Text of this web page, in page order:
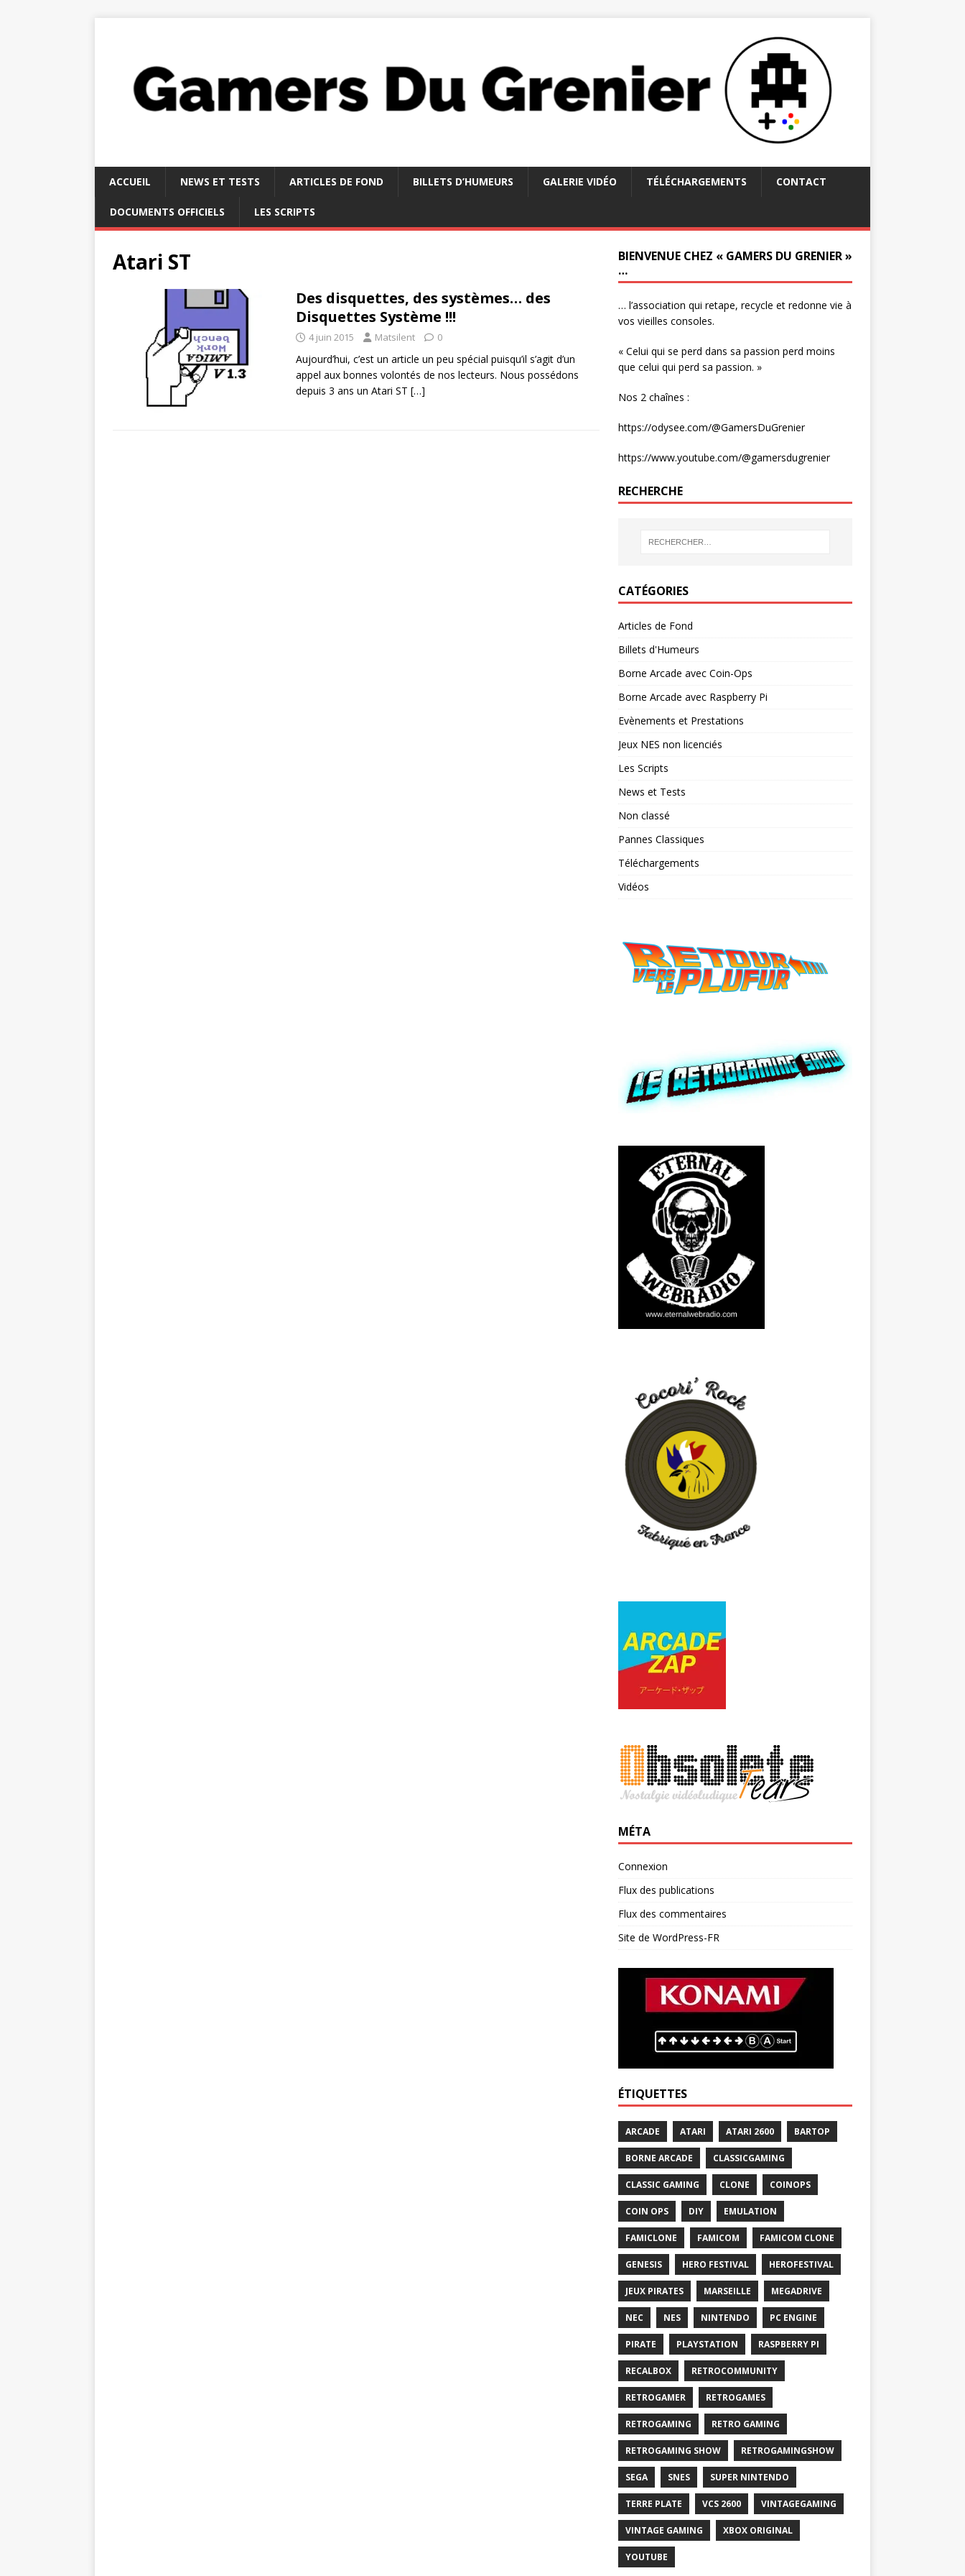
ACCUEIL NEWS ET TESTS ARTICLES DE FOND BILLETS D’HUMEURS GALERIE VIDÉO TÉLÉCHARGEMENTS CONTACT
DOCUMENTS OFFICIELS LES SCRIPTS
Atari ST
Des disquettes, des systèmes… des
Disquettes Système !!!
4 juin 2015 Matsilent 0
Aujourd’hui, c’est un article un peu spécial puisqu’il s’agit d’un
appel aux bonnes volontés de nos lecteurs. Nous possédons
depuis 3 ans un Atari ST […]
BIENVENUE CHEZ « GAMERS DU GRENIER »
…
… l’association qui retape, recycle et redonne vie à
vos vieilles consoles.
« Celui qui se perd dans sa passion perd moins
que celui qui perd sa passion. »
Nos 2 chaînes :
https://odysee.com/@GamersDuGrenier
https://www.youtube.com/@gamersdugrenier
RECHERCHE
CATÉGORIES
Articles de Fond
Billets d'Humeurs
Borne Arcade avec Coin-Ops
Borne Arcade avec Raspberry Pi
Evènements et Prestations
Jeux NES non licenciés
Les Scripts
News et Tests
Non classé
Pannes Classiques
Téléchargements
Vidéos
MÉTA
Connexion
Flux des publications
Flux des commentaires
Site de WordPress-FR
ÉTIQUETTES
ARCADE ATARI ATARI 2600 BARTOP
BORNE ARCADE CLASSICGAMING
CLASSIC GAMING CLONE COINOPS
COIN OPS DIY EMULATION
FAMICLONE FAMICOM FAMICOM CLONE
GENESIS HERO FESTIVAL HEROFESTIVAL
JEUX PIRATES MARSEILLE MEGADRIVE
NEC NES NINTENDO PC ENGINE
PIRATE PLAYSTATION RASPBERRY PI
RECALBOX RETROCOMMUNITY
RETROGAMER RETROGAMES
RETROGAMING RETRO GAMING
RETROGAMING SHOW RETROGAMINGSHOW
SEGA SNES SUPER NINTENDO
TERRE PLATE VCS 2600 VINTAGEGAMING
VINTAGE GAMING XBOX ORIGINAL
YOUTUBE